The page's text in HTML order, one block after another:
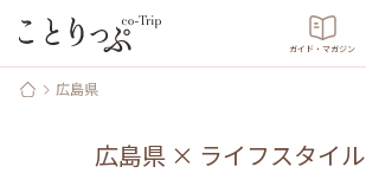
ガイド・マガジン
広島県
広島県 × ライフスタイル